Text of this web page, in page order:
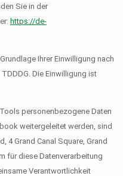
Sie in der
https://de-
Ihrer Einwilligung nach
Die Einwilligung ist
personenbezogene Daten
weitergeleitet werden, sind
4 Grand Canal Square, Grand
für diese Datenverarbeitung
Verantwortlichkeit